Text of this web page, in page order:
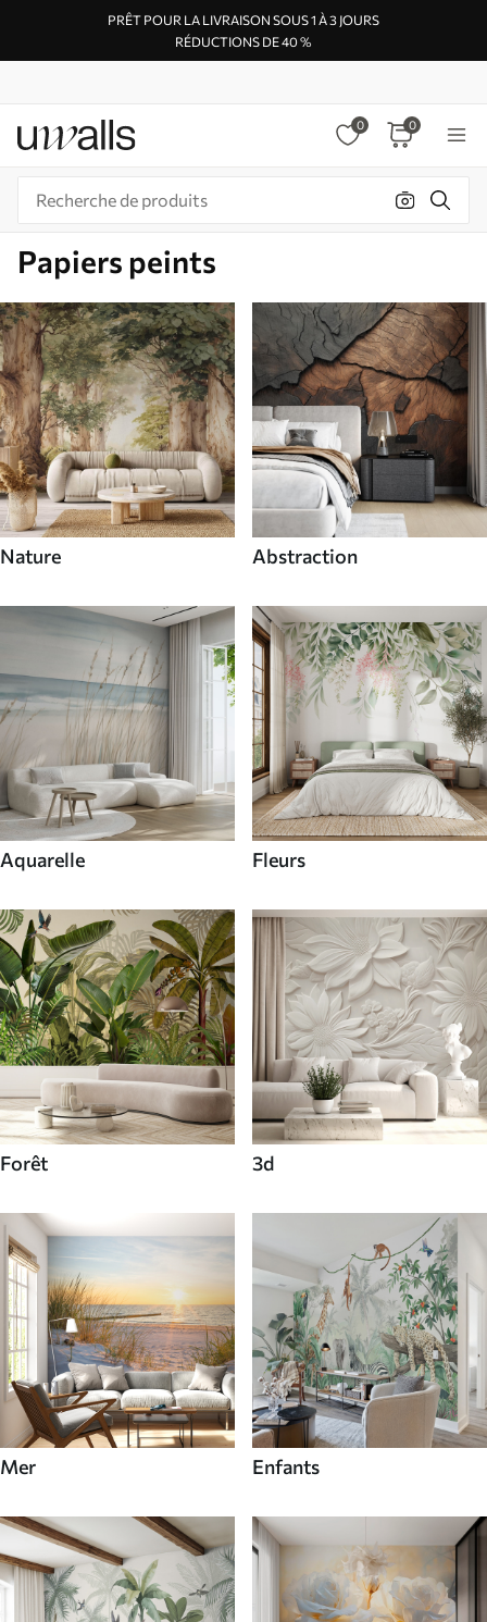
PRÊT POUR LA LIVRAISON SOUS 1 À 3 JOURS
RÉDUCTIONS DE 40 %
0 0
Papiers peints
Nature Abstraction
Aquarelle Fleurs
Forêt 3d
Mer Enfants